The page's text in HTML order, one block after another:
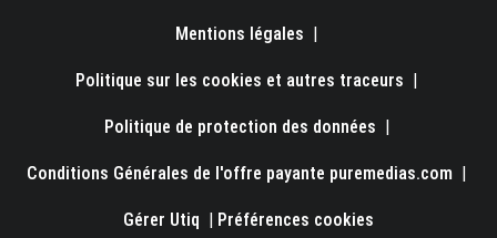
Mentions légales
Politique sur les cookies et autres traceurs
Politique de protection des données
Conditions Générales de l'offre payante puremedias.com
Gérer Utiq Préférences cookies